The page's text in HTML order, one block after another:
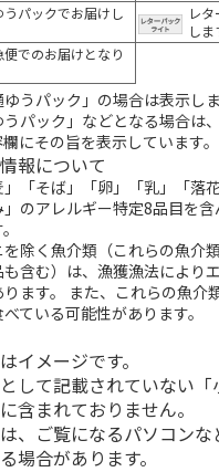
うパックでお届けし
レ
しま
便でのお届けとなり
うパック」の場合は表示し
パック」などとなる場合は
にその旨を表示しています。
報について
「そば」「卵」「乳」「落
」のアレルギー特定8品目を
除く魚介類（これらの魚介
含む）は、漁獲漁法により
ます。 また、これらの魚介
ている可能性があります。
イメージです。
して記載されていない
含まれておりません。
、ご覧になるパソコン
場合があります。